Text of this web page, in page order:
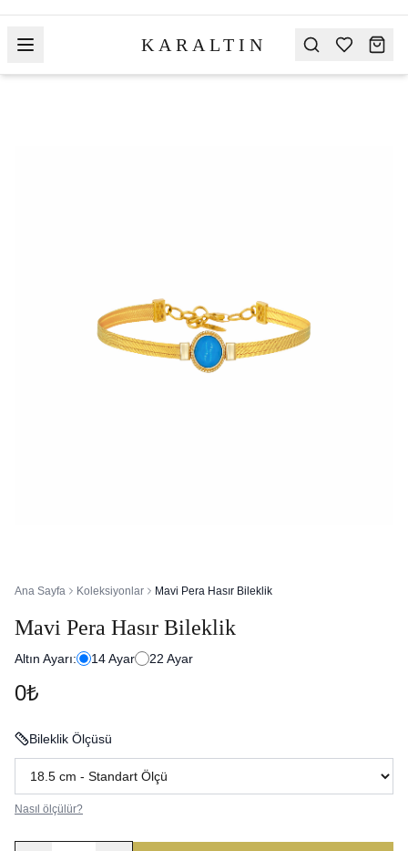
KARALTIN
Ana Sayfa Koleksiyonlar Mavi Pera Hasır Bileklik
Mavi Pera Hasır Bileklik
Altın Ayarı: 14Ayar 22 Ayar
0₺
Bileklik Ölçüsü
Nasıl ölçülür?